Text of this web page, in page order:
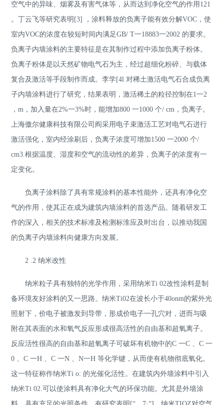
空气中的异味、烟雾及有害气体等，从而达到净化空气的作用121
。丁云飞等研究表明[3] ，涂料释放的负离子能有效分解VOC，使
室内VOC的浓度在较短时间内满足GB/ T一18883一2002 的要求。
负离子内墙涂料的主要特征是在其制作过程中添加负离子粉体。
负离子粉体是以天然矿物电气石为主，经过超细化粉碎、与载体
复合及激活等手段制作而成。李学[4l 对稀土激活电气石合成负离
子内墙涂料进行了研究，结果表明，激活稀土的粒径控制在1一2
，m，加入量在2%一3%时，能增加800 一1000 个/ cm，负离子。
上海傲尔健康科技有限公司阎采用电子束激活工艺对电气石进行
激活强化，室内经涂刷后，负离子浓度可增加1500 一2000 个/
cm3.根据温度、湿度和空气的流动性的差异，负离子的浓度有一
定变化。
负离子涂料除了具有常规涂料的基本性能外，还具有净化空
气的作用，使其正在成为建筑内墙涂料的首选产品。随着研发工
作的深入，相关的技术标准及检测标淮应及时出台，以推动我国
的负离子内墙涂料向健康方向发展。
2 .2 纳米改性
纳米粒子具有独特的光学作用，采用纳米Ti 02改性涂料是制
备环境友好涂料的又一思路。纳米Ti02在波长小于40onm的紫外光
照射下，价电子被激发到导带，形成价电子一孔穴对，进而与吸
附在其表面的水和氧气反应形成很高活性的自由基和超氧离子。
反应活性很高的自由基和超氧离子可破坏有机物中的C 一C 、C 一
0 、C 一H 、C 一N 、N一H 等化学键，从而使有机物彻底氧化。
这一特征称作纳米Ti o: 的光催化活性。在建筑内外墙涂料中引入
纳米Ti 02.可以使涂料具有净化大气的环保功能。尤其是外墙涂